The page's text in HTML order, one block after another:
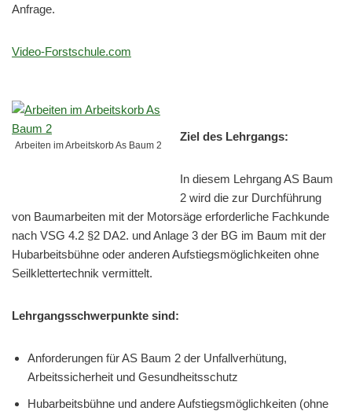
Anfrage.
Video-Forstschule.com
Arbeiten im Arbeitskorb As Baum 2
Ziel des Lehrgangs:
In diesem Lehrgang AS Baum
2 wird die zur Durchführung
von Baumarbeiten mit der Motorsäge erforderliche Fachkunde
nach VSG 4.2 §2 DA2. und Anlage 3 der BG im Baum mit der
Hubarbeitsbühne oder anderen Aufstiegsmöglichkeiten ohne
Seilklettertechnik vermittelt.
Lehrgangsschwerpunkte sind:
Anforderungen für AS Baum 2 der Unfallverhütung,
Arbeitssicherheit und Gesundheitsschutz
Hubarbeitsbühne und andere Aufstiegsmöglichkeiten (ohne